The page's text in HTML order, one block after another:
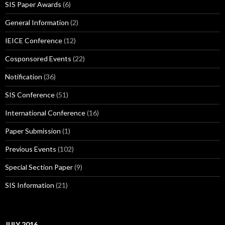
SIS Paper Awards (6)
General Information (2)
IEICE Conference(12)
Cosponsored Events (22)
Notification (36)
SIS Conference(51)
International Conference(16)
Paper Submission (1)
Previous Events (102)
Special Section Paper(9)
SIS Information (21)